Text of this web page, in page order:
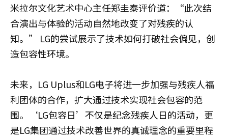
米拉尔文化艺术中心主任郑圭泰评价道：“此次结
合演出与体验的活动自然地改变了对残疾的认
知。” LG的尝试展示了技术如何打破社会偏见，创
造包容性环境。
未来，LG Uplus和LG电子将进一步加强与残疾人福
利团体的合作，扩大通过技术实现社会包容的范
围。‘LG包容日’不仅是纪念残疾人日的活动，更
是LG集团通过技术改善世界的真诚理念的重要里程